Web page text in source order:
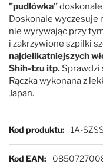
"pudlówka"doskonale
Doskonale wyczesuje
nie wyrywając przy
i zakrzywione szpilki
najdelikatniejszych
Shih-tzu itp. Sprawdzi
Rączka wykonana z
Japan.
Więcej informacji
Kod produktu 1A-SZSS
Kod EAN